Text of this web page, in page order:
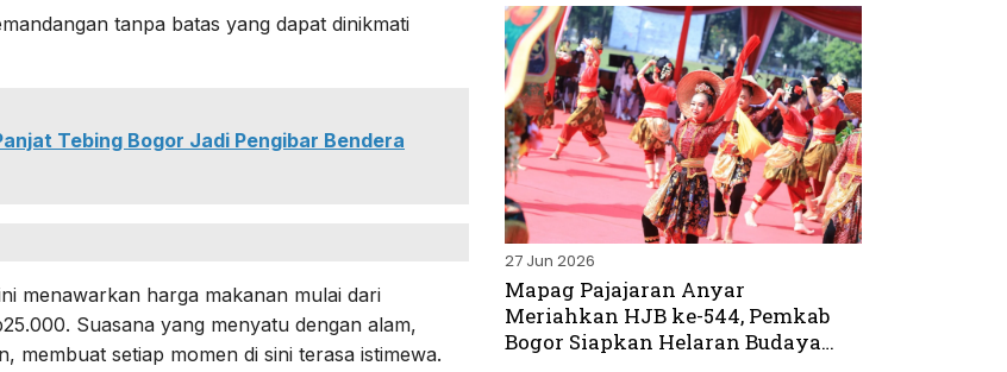
tanpa batas yang dapat dinikmati
Tebing Bogor Jadi Pengibar Bendera
menawarkan harga makanan mulai dari
Suasana yang menyatu dengan alam,
membuat setiap momen di sini terasa istimewa.
27 Jun 2026
Mapag Pajajaran Anyar
Meriahkan HJB ke-544, Pemkab
Bogor Siapkan Helaran Budaya